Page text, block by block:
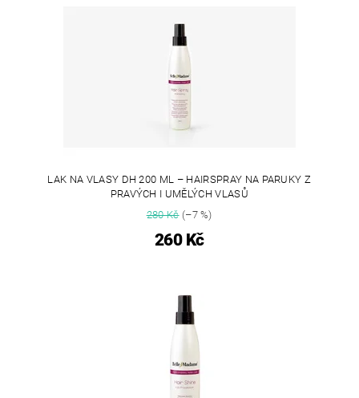
LAK NA VLASY DH 200 ML – HAIRSPRAY NA PARUKY Z
PRAVÝCH I UMĚLÝCH VLASŮ
280 Kč(–7 %)
260 Kč